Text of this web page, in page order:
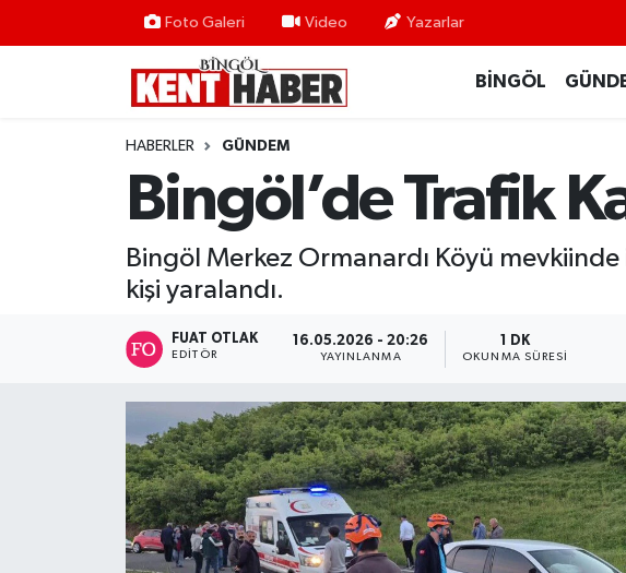
Foto Galeri Video Yazarlar
BİNGÖL
HABERLER GÜNDEM
Bingöl’de Trafik
Bingöl Merkez Ormanardı Köyü
kişi yaralandı.
FUAT OTLAK
EDITÖR
16.05.2026 - 20:26
YAYINLANMA
1 DK
OKUNMA SÜRESI
BİLİM-TEKNOLOJİ
EKONOMİ
KARLIOVA
Bingöl Nöbetçi Eczaneler
Bingöl Hava Durumu
Bingöl Namaz Vakitleri
Bingöl Trafik Yoğunluk Haritası
Süper Lig Puan Durumu ve Fikstür
Tüm Manşetler
Son Dakika Haberleri
Haber Arşivi